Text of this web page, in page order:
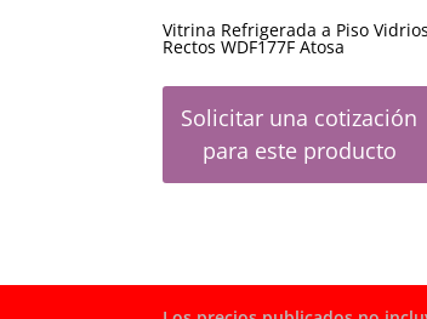
Vitrina Refrigerada a Piso Vidrios
Rectos WDF177F Atosa
Solicitar una cotización
para este producto